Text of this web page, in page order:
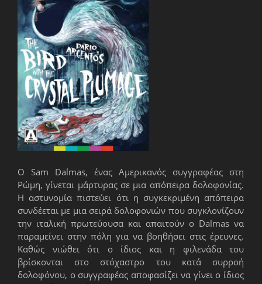
Ο Sam Dalmas, ένας Αμερικανός συγγραφέας στη
Ρώμη, γίνεται μάρτυρας σε μια απόπειρα δολοφονίας.
Η αστυνομία πιστεύει ότι η συγκεκριμένη απόπειρα
συνδέεται με μια σειρά δολοφονιών που συγκλονίζουν
την ιταλική πρωτεύουσα και απαιτούν ο Dalmas να
παραμείνει στην πόλη για να βοηθήσει στις έρευνες.
Καθώς νιώθει ότι ο ίδιος και η φιλενάδα του
βρίσκονται στο στόχαστρο του κατά συρροή
δολοφόνου, ο συγγραφέας αποφασίζει να γίνει ο ίδιος